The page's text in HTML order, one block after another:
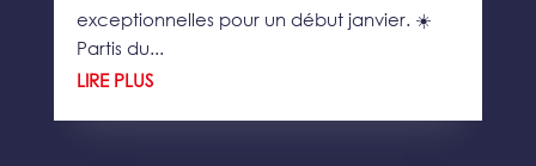
exceptionnelles pour un début janvier. ☀️
Partis du...
LIRE PLUS